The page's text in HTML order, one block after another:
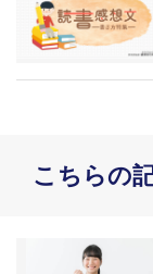
こちらの